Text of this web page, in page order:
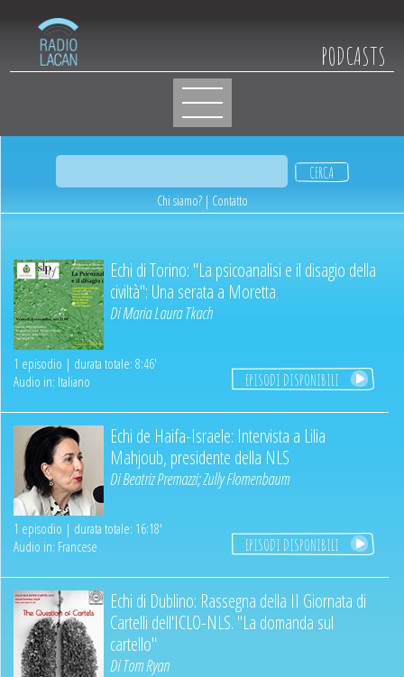
PODCASTS
Chi siamo? | Contatto
Echi di Torino: "La psicoanalisi e il disagio della
civiltà": Una serata a Moretta
DiMaria Laura Tkach
1 episodio | durata totale: 8:46'
Audio in: Italiano
EPISODI DISPONIBILI
Echi de Haifa-Israele: Intervista a Lilia
Mahjoub, presidente della NLS
DiBeatriz Premazzi;Zully Flomenbaum
1 episodio | durata totale: 16:18'
Audio in: Francese
EPISODI DISPONIBILI
Echi di Dublino: Rassegna della II Giornata di
Cartelli dell'ICLO-NLS. "La domanda sul
cartello"
DiTom Ryan